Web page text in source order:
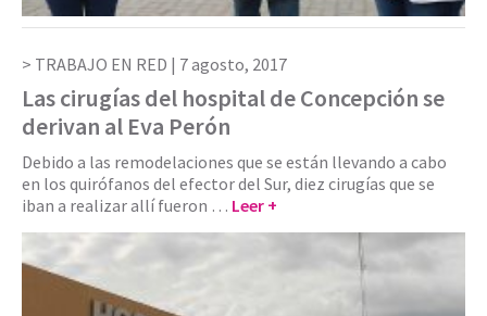
TRABAJO EN RED | 7 agosto, 2017
Las cirugías del hospital de Concepción se
derivan al Eva Perón
Debido a las remodelaciones que se están llevando a cabo
en los quirófanos del efector del Sur, diez cirugías que se
iban a realizar allí fueron … Leer +